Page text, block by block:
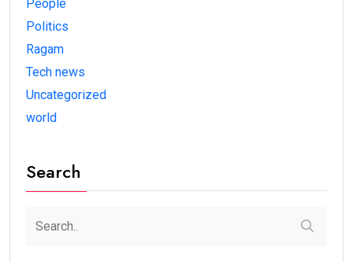
People
Politics
Ragam
Tech news
Uncategorized
world
Search